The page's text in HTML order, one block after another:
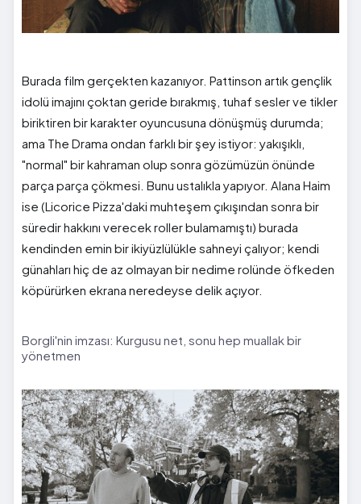
Burada film gerçekten kazanıyor. Pattinson artık gençlik
idolü imajını çoktan geride bırakmış, tuhaf sesler ve tikler
biriktiren bir karakter oyuncusuna dönüşmüş durumda;
ama The Drama ondan farklı bir şey istiyor: yakışıklı,
"normal" bir kahraman olup sonra gözümüzün önünde
parça parça çökmesi. Bunu ustalıkla yapıyor. Alana Haim
ise (Licorice Pizza'daki muhteşem çıkışından sonra bir
süredir hakkını verecek roller bulamamıştı) burada
kendinden emin bir ikiyüzlülükle sahneyi çalıyor; kendi
günahları hiç de az olmayan bir nedime rolünde öfkeden
köpürürken ekrana neredeyse delik açıyor.
Borgli'nin imzası: Kurgusu net, sonu hep muallak bir
yönetmen